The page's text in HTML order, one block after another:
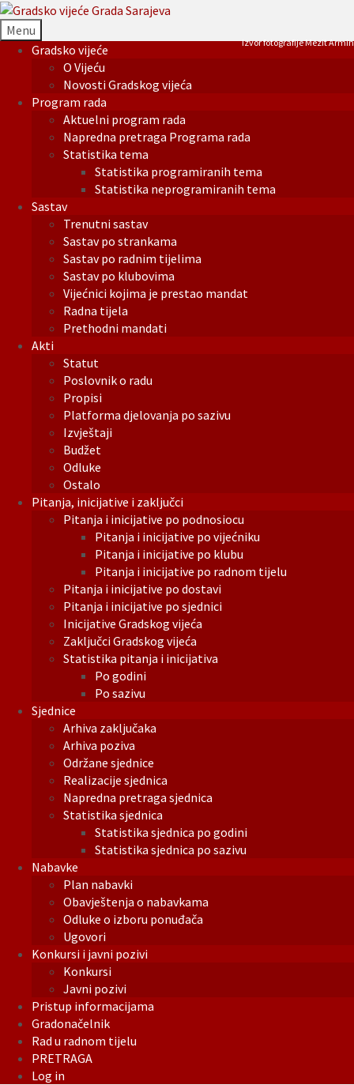
Menu
Gradsko vijeće
O Vijeću
Novosti Gradskog vijeća
Program rada
Aktuelni program rada
Napredna pretraga Programa rada
Statistika tema
Statistika programiranih tema
Statistika neprogramiranih tema
Sastav
Trenutni sastav
Sastav po strankama
Sastav po radnim tijelima
Sastav po klubovima
Vijećnici kojima je prestao mandat
Radna tijela
Prethodni mandati
Akti
Statut
Poslovnik o radu
Propisi
Platforma djelovanja po sazivu
Izvještaji
Budžet
Odluke
Ostalo
Pitanja, inicijative i zaključci
Pitanja i inicijative po podnosiocu
Pitanja i inicijative po vijećniku
Pitanja i inicijative po klubu
Pitanja i inicijative po radnom tijelu
Pitanja i inicijative po dostavi
Pitanja i inicijative po sjednici
Inicijative Gradskog vijeća
Zaključci Gradskog vijeća
Statistika pitanja i inicijativa
Po godini
Po sazivu
Sjednice
Arhiva zaključaka
Arhiva poziva
Održane sjednice
Realizacije sjednica
Napredna pretraga sjednica
Statistika sjednica
Statistika sjednica po godini
Statistika sjednica po sazivu
Nabavke
Plan nabavki
Obavještenja o nabavkama
Odluke o izboru ponuđača
Ugovori
Konkursi i javni pozivi
Konkursi
Javni pozivi
Pristup informacijama
Gradonačelnik
Rad u radnom tijelu
PRETRAGA
Log in
Izvor fotografije Mezit Armin